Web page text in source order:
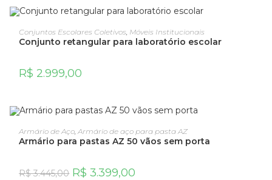
ADICIONAR AO CARRINHO
Conjuntos Escolares Coletivos Móveis Institucionais
Conjunto retangular para laboratório escolar
R$ 2.999,00
ADICIONAR AO CARRINHO
Armário de Aço ,Armário de aço para pasta AZ
Armário para pastas AZ 50 vãos sem porta
R$3.445,00 R$ 3.399,00